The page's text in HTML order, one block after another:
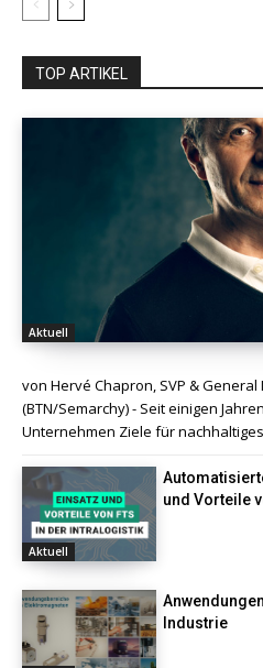
TOP ARTIKEL
Aktuell
von Hervé Chapron, SVP &
(BTN/Semarchy) - Seit einigen
Unternehmen Ziele für
Aktuell
und Vorteile
Industrie